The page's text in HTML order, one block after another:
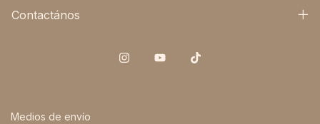
Contactános
Medios de envío